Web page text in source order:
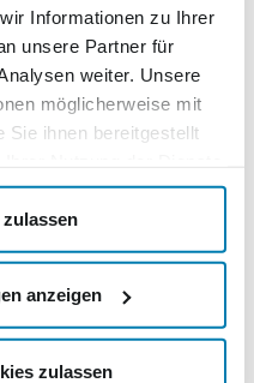
Informationen zu Ihrer
unsere Partner für
weiter. Unsere
möglicherweise mit
Sie ihnen bereitgestellt
anzeigen
zulassen